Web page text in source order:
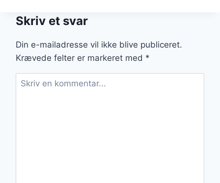
SKINKE
OSTEFYLD
Skriv et svar
Din e-mailadresse vil ikke blive publiceret.
Krævede felter er markeret med *